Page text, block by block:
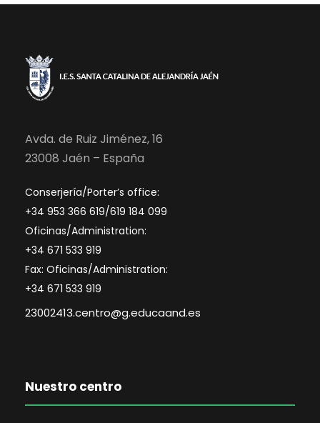
Avda. de Ruiz Jiménez, 16
23008 Jaén – España
Conserjería/Porter’s office:
+34 953 366 619/619 184 099
Oficinas/Administration:
+34 671 533 919
Fax: Oficinas/Administration:
+34 671 533 919
23002413.centro@g.educaand.es
Nuestro centro